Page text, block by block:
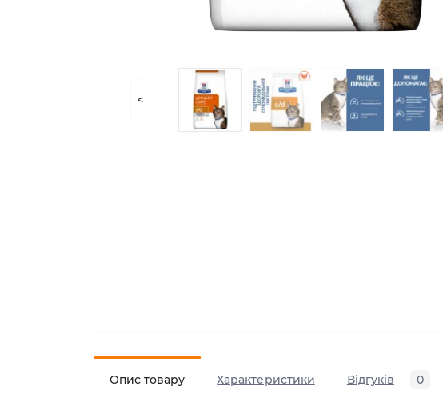
<
Опис товару Характеристики Відгуків 0